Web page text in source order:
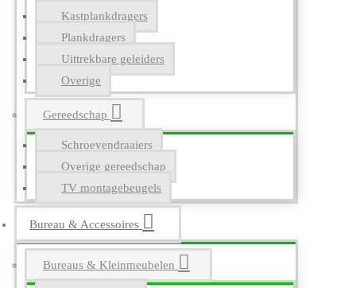
Kastplankdragers
Plankdragers
Uittrekbare geleiders
Overige
Gereedschap
Schroevendraaiers
Overige gereedschap
TV montagebeugels
Bureau & Accessoires
Bureaus & Kleinmeubelen